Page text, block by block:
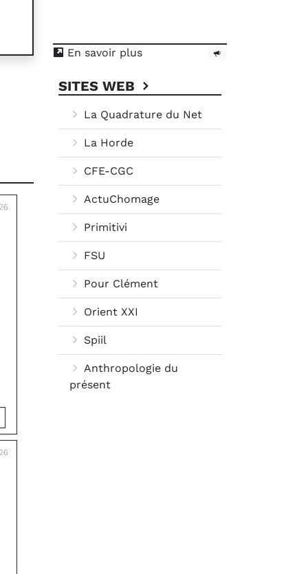
En savoir plus
SITES WEB
La Quadrature du Net
La Horde
CFE-CGC
ActuChomage
Primitivi
FSU
Pour Clément
Orient XXI
Spiil
Anthropologie du
présent